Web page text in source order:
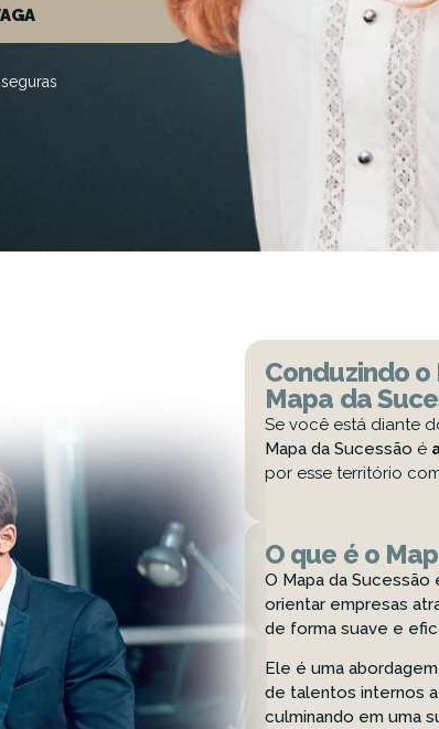
Conduzindo
Mapa da
Se você está diante
Mapa da Sucessão é
por esse território
O que é o
O Mapa da
orientar empresas
de forma suave e
Ele é uma
de talentos internos
culminando em uma